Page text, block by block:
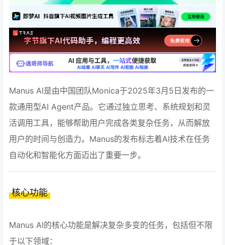
Manus AI是由中国团队Monica于2025年3月5日发布的一
款通用型AI Agent产品。它通过独立思考、系统规划和灵
活调用工具，能够帮助用户完成各类复杂任务，从而解放
用户的时间与创造力。Manus的发布标志着AI技术在任务
自动化和智能化方面迈出了重要一步。
核心功能
Manus AI的核心功能是解决复杂多变的任务，包括但不限
于以下领域：